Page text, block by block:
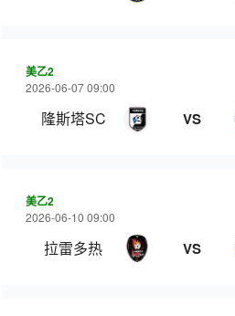
美乙2
2026-06-07 09:00
隆斯塔SC VS
美乙2
2026-06-10 09:00
拉雷多热 VS